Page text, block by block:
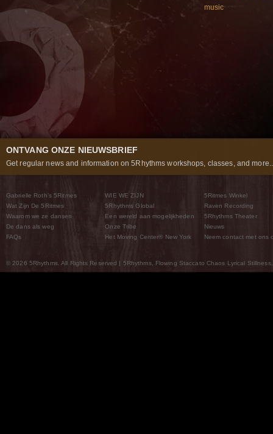
music
ONTVANG ONZE NIEUWSBRIEF
Get regular news and information on 5Rhythms workshops, classes, and
Gabrielle Roth’s 5Ritmes
Wat Zijn De 5Ritmes
Waarom we ze dansen
De dans als weg
FAQs
WIE WE ZIJN
5Rhythms Global
Een wereld aan mogelijkheden
Onze Tribe
Het Moving Center® New York
5Ritmes Winkel
Raven Recording
5Rhythms Theater
Nieuws
Neem contact met ons
© 2026 5Rhythms. All Rights Reserved | 5Rhythms, Flowing Staccato Chaos Lyrical